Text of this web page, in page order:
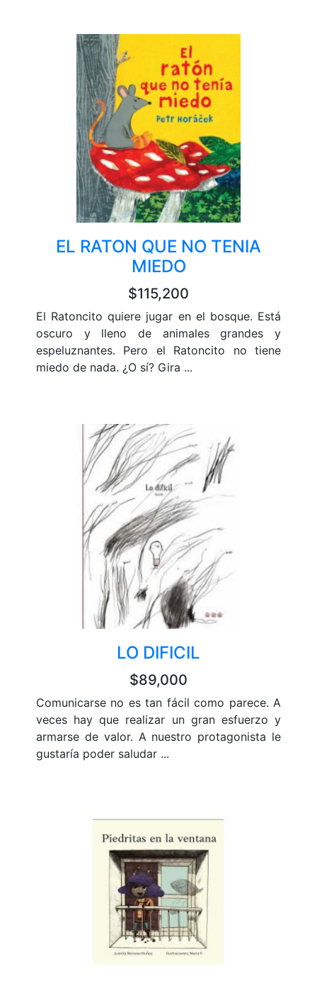
EL RATON QUE NO TENIA
MIEDO
$115,200
El Ratoncito quiere jugar en el bosque. Está
oscuro y lleno de animales grandes y
espeluznantes. Pero el Ratoncito no tiene
miedo de nada. ¿O sí? Gira ...
LO DIFICIL
$89,000
Comunicarse no es tan fácil como parece. A
veces hay que realizar un gran esfuerzo y
armarse de valor. A nuestro protagonista le
gustaría poder saludar ...